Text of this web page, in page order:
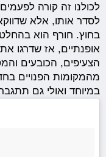
לכולנו זה קורה
לסדר אותו, אלא
בחוץ. חורף הוא
אופנתיים, אז שדרגו
הצעיפים, הכובעים
מהמקומות הפנויים
במיוחד ואולי גם